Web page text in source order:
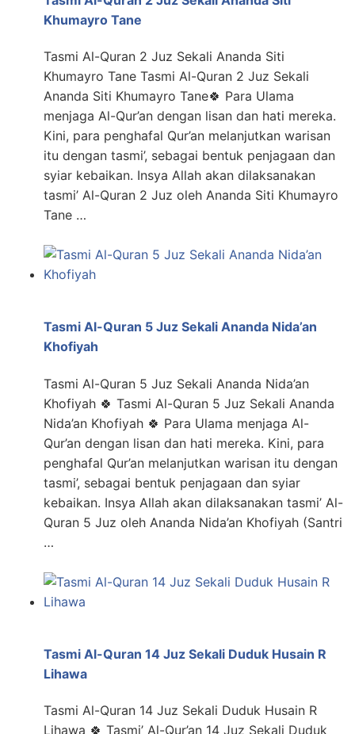
Khumayro Tane
Tasmi Al-Quran 2 Juz Sekali Ananda Siti
Khumayro Tane Tasmi Al-Quran 2 Juz Sekali
Ananda Siti Khumayro Tane🍀 Para Ulama
menjaga Al-Qur’an dengan lisan dan hati mereka.
Kini, para penghafal Qur’an melanjutkan warisan
itu dengan tasmi’, sebagai bentuk penjagaan dan
syiar kebaikan. Insya Allah akan dilaksanakan
tasmi’ Al-Quran 2 Juz oleh Ananda Siti Khumayro
Tane …
Tasmi Al-Quran 5 Juz Sekali Ananda Nida’an
Khofiyah
Tasmi Al-Quran 5 Juz Sekali Ananda Nida’an
Khofiyah 🍀 Tasmi Al-Quran 5 Juz Sekali Ananda
Nida’an Khofiyah 🍀 Para Ulama menjaga Al-
Qur’an dengan lisan dan hati mereka. Kini, para
penghafal Qur’an melanjutkan warisan itu dengan
tasmi’, sebagai bentuk penjagaan dan syiar
kebaikan. Insya Allah akan dilaksanakan tasmi’ Al-
Quran 5 Juz oleh Ananda Nida’an Khofiyah (Santri
…
Tasmi Al-Quran 14 Juz Sekali Duduk Husain R
Lihawa
Tasmi Al-Quran 14 Juz Sekali Duduk Husain R
Lihawa 🍀 Tasmi’ Al-Qur’an 14 Juz Sekali Duduk